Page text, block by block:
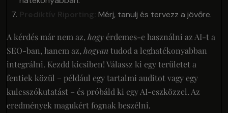
Prediktív Riporting: Mérj, tanulj és tervezz a jövőre.
A kérdés már nem az, hogyérdemes-e használni az AI-t a
SEO-ban, hanem az, hogyan tudod a leghatékonyabban
integrálni. Kezdd kicsiben! Válassz ki egy területet a
fentiek közül – például egy tartalmi auditot vagy egy
kulcsszókutatást – és próbáld ki egy AI-eszközzel. Az
eredmények magukért fognak beszélni.